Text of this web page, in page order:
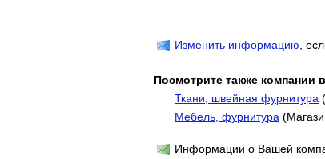
Изменить информацию ,
Посмотрите также компании
Ткани, швейная фурнитура
Мебель, фурнитура
Информации о Вашей